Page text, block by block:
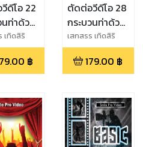
ดีโอ 22
นท่าด้วย
เทิดสิริ
฿
ตัดต่อวีดีโอ 28
กระบวนท่าด้วย
Android
เสกสรร เทิดสิริ
ภัทร
179.00 ฿